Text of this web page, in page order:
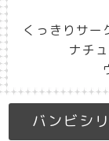
くっきりサー
ナチ
バンビシ